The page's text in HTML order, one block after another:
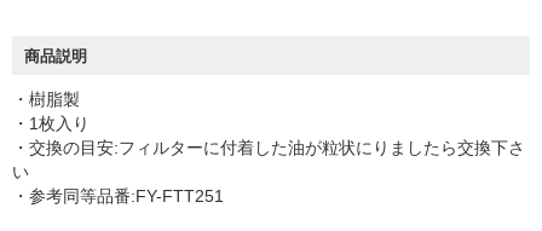
商品説明
・樹脂製
・1枚入り
・交換の目安:フィルターに付着した油が粒状にりましたら交換下さ
い
・参考同等品番:FY-FTT251